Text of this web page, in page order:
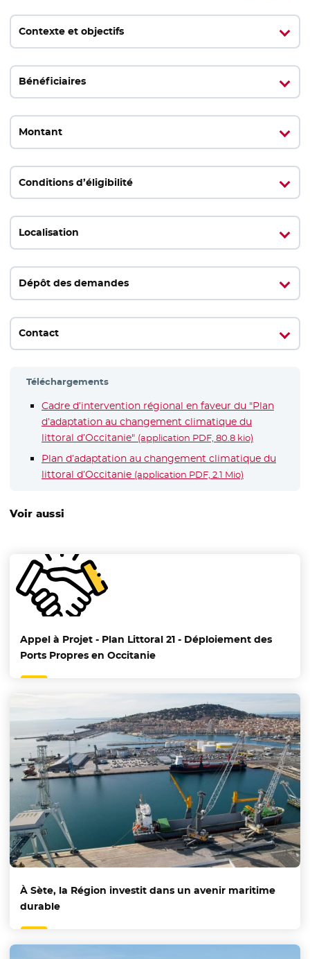
Contexte et objectifs
Bénéficiaires
Montant
Conditions d’éligibilité
Localisation
Dépôt des demandes
Contact
Téléchargements
Cadre d’intervention régional en faveur du "Plan
d’adaptation au changement climatique du
littoral d’Occitanie" (application PDF, 80.8 kio)
Plan d’adaptation au changement climatique du
littoral d’Occitanie (application PDF, 2.1 Mio)
Voir aussi
Appel à Projet - Plan Littoral 21 - Déploiement des
Ports Propres en Occitanie
À Sète, la Région investit dans un avenir maritime
durable